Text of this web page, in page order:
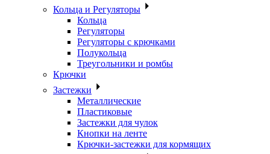
Кольца и Регуляторы
Кольца
Регуляторы
Регуляторы с крючками
Полукольца
Треугольники и ромбы
Крючки
Застежки
Металлические
Пластиковые
Застежки для чулок
Кнопки на ленте
Крючки-застежки для кормящих